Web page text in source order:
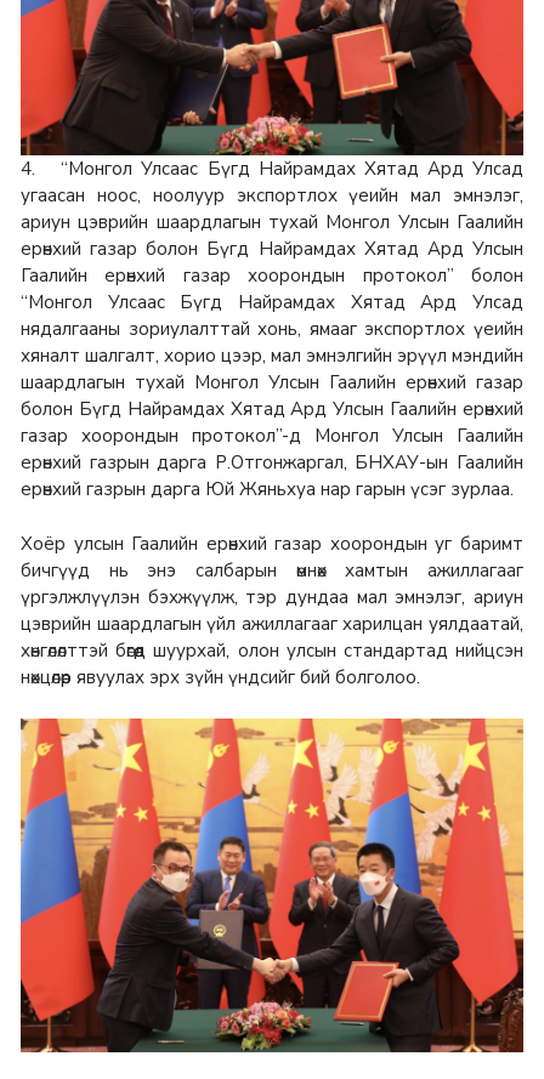
4. “Монгол Улсаас Бүгд Найрамдах Хятад Ард Улсад
угаасан ноос, ноолуур экспортлох үеийн мал эмнэлэг,
ариун цэврийн шаардлагын тухай Монгол Улсын Гаалийн
ерөнхий газар болон Бүгд Найрамдах Хятад Ард Улсын
Гаалийн ерөнхий газар хоорондын протокол” болон
“Монгол Улсаас Бүгд Найрамдах Хятад Ард Улсад
нядалгааны зориулалттай хонь, ямааг экспортлох үеийн
хяналт шалгалт, хорио цээр, мал эмнэлгийн эрүүл мэндийн
шаардлагын тухай Монгол Улсын Гаалийн ерөнхий газар
болон Бүгд Найрамдах Хятад Ард Улсын Гаалийн ерөнхий
газар хоорондын протокол”-д Монгол Улсын Гаалийн
ерөнхий газрын дарга Р.Отгонжаргал, БНХАУ-ын Гаалийн
ерөнхий газрын дарга Юй Жяньхуа нар гарын үсэг зурлаа.
Хоёр улсын Гаалийн ерөнхий газар хоорондын уг баримт
бичгүүд нь энэ салбарын өмнөх хамтын ажиллагааг
үргэлжлүүлэн бэхжүүлж, тэр дундаа мал эмнэлэг, ариун
цэврийн шаардлагын үйл ажиллагааг харилцан уялдаатай,
хөнгөлөлттэй бөгөөд шуурхай, олон улсын стандартад нийцсэн
нөхцөлөөр явуулах эрх зүйн үндсийг бий болголоо.